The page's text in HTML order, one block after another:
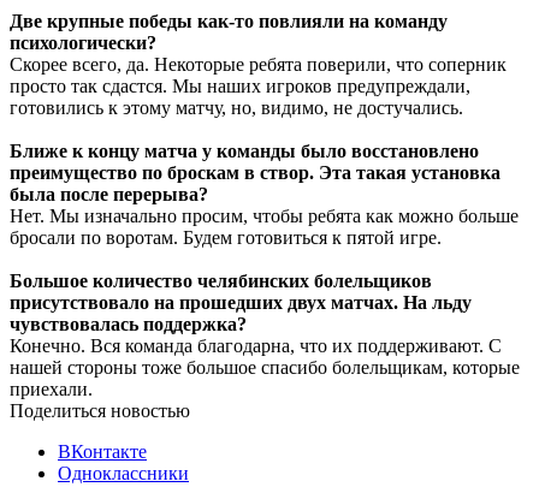
Две крупные победы как-то повлияли на команду
психологически?
Скорее всего, да. Некоторые ребята поверили, что соперник
просто так сдастся. Мы наших игроков предупреждали,
готовились к этому матчу, но, видимо, не достучались.
Ближе к концу матча у команды было восстановлено
преимущество по броскам в створ. Эта такая установка
была после перерыва?
Нет. Мы изначально просим, чтобы ребята как можно больше
бросали по воротам. Будем готовиться к пятой игре.
Большое количество челябинских болельщиков
присутствовало на прошедших двух матчах. На льду
чувствовалась поддержка?
Конечно. Вся команда благодарна, что их поддерживают. С
нашей стороны тоже большое спасибо болельщикам, которые
приехали.
Поделиться новостью
ВКонтакте
Одноклассники